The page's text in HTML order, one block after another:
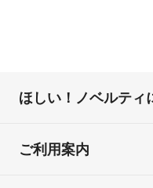
ほしい！ノベルティ
ご利用案内